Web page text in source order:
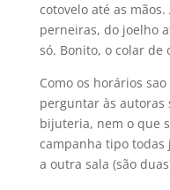
cotovelo até as
perneiras, do joelho
só. Bonito, o colar de
Como os horários
perguntar às autoras
bijuteria, nem o que
campanha tipo todas
a outra sala (são